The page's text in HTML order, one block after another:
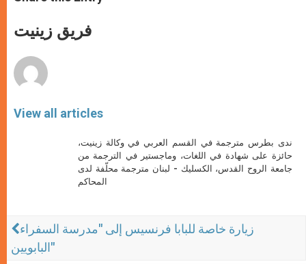
s
p
p
e
g
e
b
o
k
فريق زينيت
View all articles
ندى بطرس مترجمة في القسم العربي في وكالة زينيت،
حائزة على شهادة في اللغات، وماجستير في الترجمة من
جامعة الروح القدس، الكسليك - لبنان مترجمة محلّفة لدى
المحاكم
زيارة خاصة للبابا فرنسيس إلى "مدرسة السفراء
البابويين"